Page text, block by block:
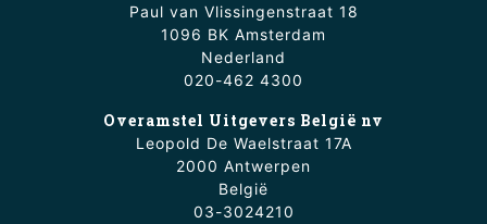
Paul van Vlissingenstraat 18
1096 BK Amsterdam
Nederland
020-462 4300
Overamstel Uitgevers België nv
Leopold De Waelstraat 17A
2000 Antwerpen
België
03-3024210